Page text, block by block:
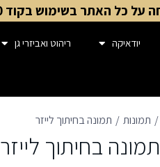
יודאיקה ריהוט ואביזרי גן
תמונות תמונה בחיתוך לייזר
תמונה בחיתוך לייזר